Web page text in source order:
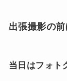
出張撮影の
当日はフォト